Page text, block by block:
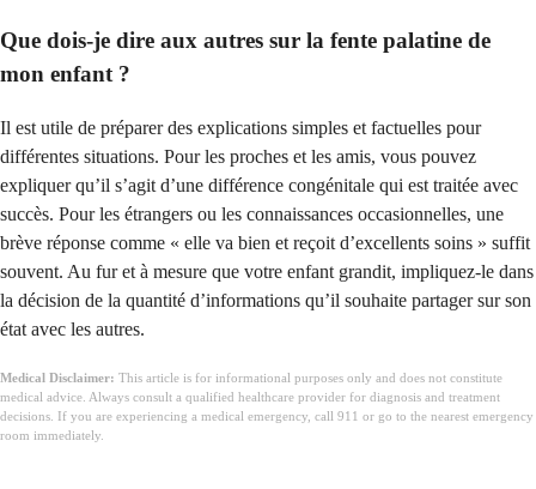
Que dois-je dire aux autres sur la fente palatine de
mon enfant ?
Il est utile de préparer des explications simples et factuelles pour
différentes situations. Pour les proches et les amis, vous pouvez
expliquer qu’il s’agit d’une différence congénitale qui est traitée avec
succès. Pour les étrangers ou les connaissances occasionnelles, une
brève réponse comme « elle va bien et reçoit d’excellents soins » suffit
souvent. Au fur et à mesure que votre enfant grandit, impliquez-le dans
la décision de la quantité d’informations qu’il souhaite partager sur son
état avec les autres.
Medical Disclaimer: This article is for informational purposes only and does not constitute
medical advice. Always consult a qualified healthcare provider for diagnosis and treatment
decisions. If you are experiencing a medical emergency, call 911 or go to the nearest emergency
room immediately.